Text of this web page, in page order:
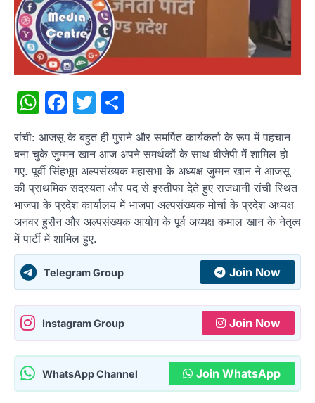
WhatsApp
Facebook
Twitter
रांची: आजसू के बहुत ही पुराने और समर्पित कार्यकर्ता के रूप में पहचान
बना चुके जुम्मन खान आज अपने समर्थकों के साथ बीजेपी में शामिल हो
गए. पूर्वी सिंहभूम अल्पसंख्यक महासभा के अध्यक्ष जुम्मन खान ने आजसू
की प्राथमिक सदस्यता और पद से इस्तीफा देते हुए राजधानी रांची स्थित
भाजपा के प्रदेश कार्यालय में भाजपा अल्पसंख्यक मोर्चा के प्रदेश अध्यक्ष
अनवर हुसैन और अल्पसंख्यक आयोग के पूर्व अध्यक्ष कमाल खान के नेतृत्व
में पार्टी में शामिल हुए.
Telegram Group Join Now
Instagram Group Join Now
WhatsApp Channel Join WhatsApp